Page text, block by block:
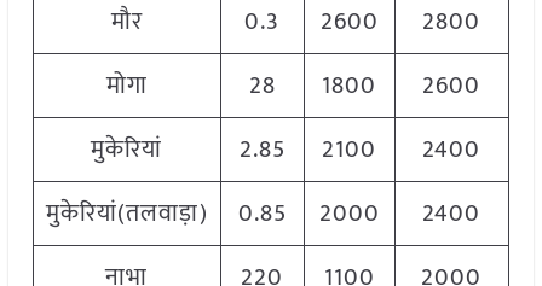
मौर
0.3 2600 2800
मोगा
28 1800 2600
मुकेरियां
2.85 2100 2400
मुकेरियां(तलवाड़ा)
0.85 2000 2400